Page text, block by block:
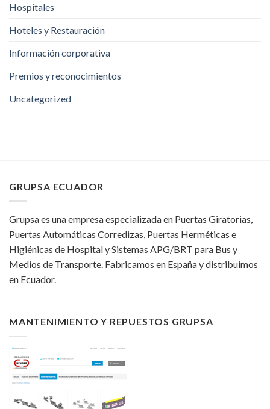
Hospitales
Hoteles y Restauración
Información corporativa
Premios y reconocimientos
Uncategorized
GRUPSA ECUADOR
Grupsa es una empresa especializada en Puertas Giratorias,
Puertas Automáticas Corredizas, Puertas Herméticas e
Higiénicas de Hospital y Sistemas APG/BRT para Bus y
Medios de Transporte. Fabricamos en España y distribuimos
en Ecuador.
MANTENIMIENTO Y REPUESTOS GRUPSA